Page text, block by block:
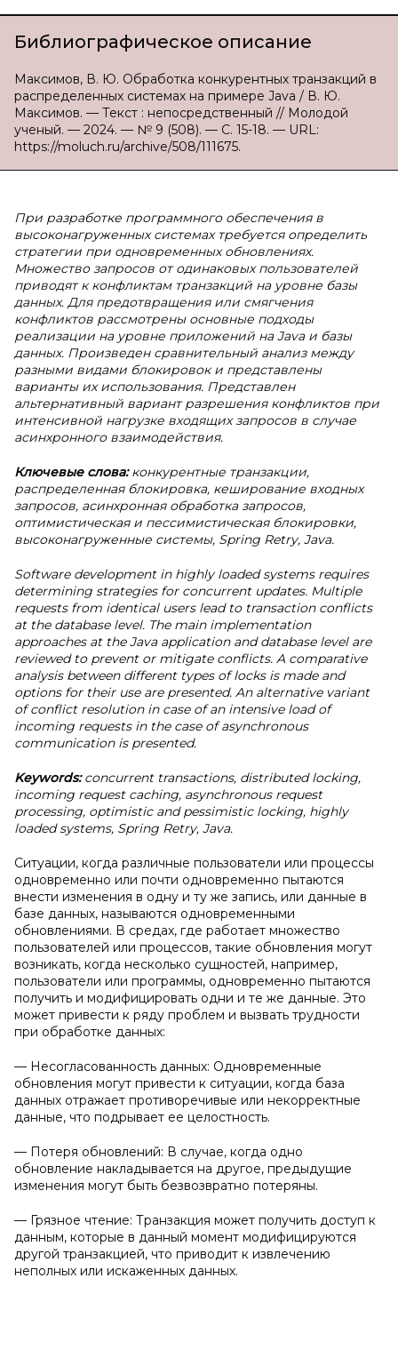
Библиографическое описание
Максимов, В. Ю. Обработка конкурентных транзакций в
распределенных системах на примере Java / В. Ю.
Максимов. — Текст : непосредственный // Молодой
ученый. — 2024. — № 9 (508). — С. 15-18. — URL:
https://moluch.ru/archive/508/111675.
При разработке программного обеспечения в
высоконагруженных системах требуется определить
стратегии при одновременных обновлениях.
Множество запросов от одинаковых пользователей
приводят к конфликтам транзакций на уровне базы
данных. Для предотвращения или смягчения
конфликтов рассмотрены основные подходы
реализации на уровне приложений на Java и базы
данных. Произведен сравнительный анализ между
разными видами блокировок и представлены
варианты их использования. Представлен
альтернативный вариант разрешения конфликтов при
интенсивной нагрузке входящих запросов в случае
асинхронного взаимодействия.
Ключевые слова:конкурентные транзакции,
распределенная блокировка, кеширование входных
запросов, асинхронная обработка запросов,
оптимистическая и пессимистическая блокировки,
высоконагруженные системы, Spring Retry, Java.
Software development in highly loaded systems requires
determining strategies for concurrent updates. Multiple
requests from identical users lead to transaction conflicts
at the database level. The main implementation
approaches at the Java application and database level are
reviewed to prevent or mitigate conflicts. A comparative
analysis between different types of locks is made and
options for their use are presented. An alternative variant
of conflict resolution in case of an intensive load of
incoming requests in the case of asynchronous
communication is presented.
Keywords:concurrent transactions, distributed locking,
incoming request caching, asynchronous request
processing, optimistic and pessimistic locking, highly
loaded systems, Spring Retry, Java.
Ситуации, когда различные пользователи или процессы
одновременно или почти одновременно пытаются
внести изменения в одну и ту же запись, или данные в
базе данных, называются одновременными
обновлениями. В средах, где работает множество
пользователей или процессов, такие обновления могут
возникать, когда несколько сущностей, например,
пользователи или программы, одновременно пытаются
получить и модифицировать одни и те же данные. Это
может привести к ряду проблем и вызвать трудности
при обработке данных:
— Несогласованность данных: Одновременные
обновления могут привести к ситуации, когда база
данных отражает противоречивые или некорректные
данные, что подрывает ее целостность.
— Потеря обновлений: В случае, когда одно
обновление накладывается на другое, предыдущие
изменения могут быть безвозвратно потеряны.
— Грязное чтение: Транзакция может получить доступ к
данным, которые в данный момент модифицируются
другой транзакцией, что приводит к извлечению
неполных или искаженных данных.